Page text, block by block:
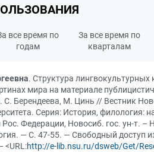
все время по
годам
За все время по
кварталам
. Структура
мира на материале
С. Берендеева, М. Цинь // Вестник
Серия: История, филология:
Федерации, Новосиб. гос. ун-т. –
— С. 47-55. — Свободный доступ
<URL:http://e-lib.nsu.ru/dsweb/Get/